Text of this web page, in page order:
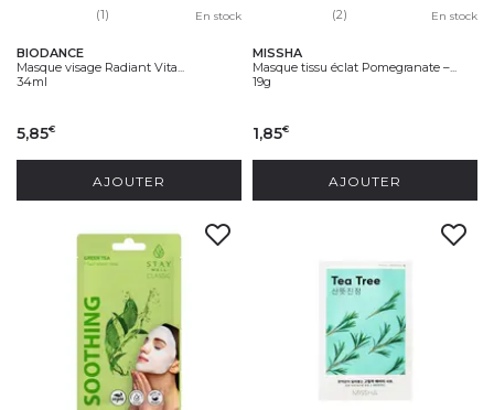
(1) En stock
BIODANCE
Masque visage Radiant Vita...
34ml
5,85€
AJOUTER
(2) En stock
MISSHA
Masque tissu éclat Pomegranate –...
19g
1,85€
AJOUTER